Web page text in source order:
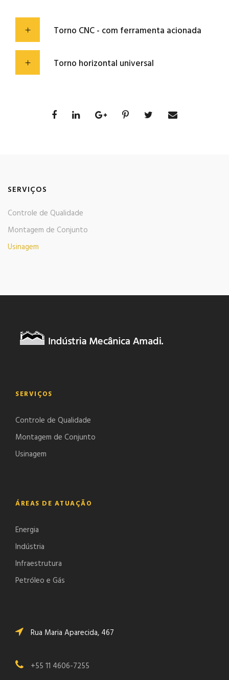
Torno CNC - com ferramenta acionada
Torno horizontal universal
SERVIÇOS
Controle de Qualidade
Montagem de Conjunto
Usinagem
SERVIÇOS
Controle de Qualidade
Montagem de Conjunto
Usinagem
ÁREAS DE ATUAÇÃO
Energia
Indústria
Infraestrutura
Petróleo e Gás
Rua Maria Aparecida, 467
+55 11 4606-7255